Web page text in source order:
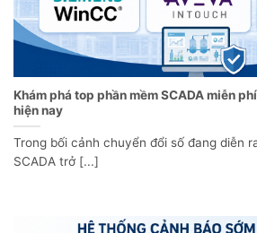
Khám phá top phần mềm SCADA miễn
hiện nay
Trong bối cảnh chuyển đổi số đang diễn
SCADA trở [...]